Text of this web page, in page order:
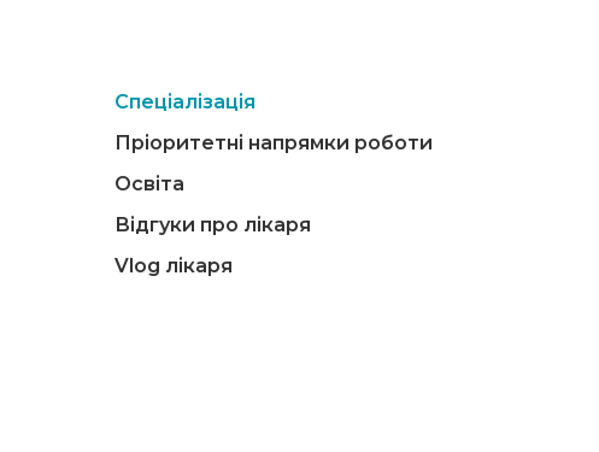
Спеціалізація
Пріоритетні напрямки роботи
Освіта
Відгуки про лікаря
Vlog лікаря